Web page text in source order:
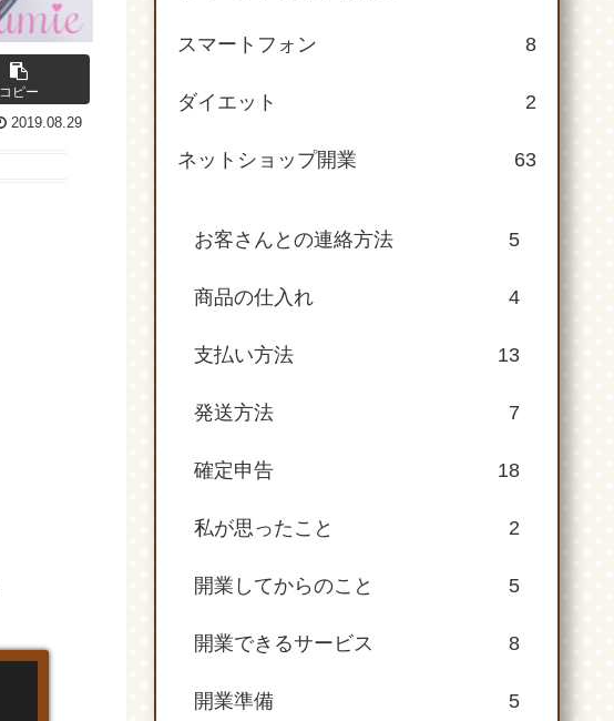
コピー
2019.08.29
スマートフォン 8
ダイエット 2
ネットショップ開業 63
お客さんとの連絡方法 5
商品の仕入れ 4
支払い方法 13
発送方法 7
確定申告 18
私が思ったこと 2
開業してからのこと 5
開業できるサービス 8
開業準備 5